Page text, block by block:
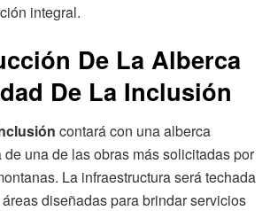
integral.
De La Alberca
De La Inclusión
contará con una alberca
de una de las obras más solicitadas por
La infraestructura será techada
diseñadas para brindar servicios